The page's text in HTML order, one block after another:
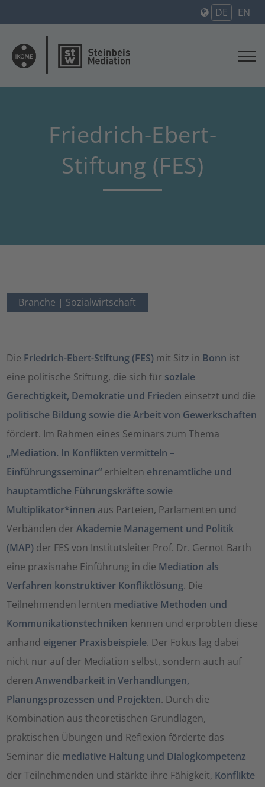
DE EN
Friedrich-Ebert-
Stiftung (FES)
Branche | Sozialwirtschaft
Die Friedrich-Ebert-Stiftung (FES) mit Sitz in Bonn ist
eine politische Stiftung, die sich für soziale
Gerechtigkeit, Demokratie und Frieden einsetzt und die
politische Bildung sowie die Arbeit von Gewerkschaften
fördert. Im Rahmen eines Seminars zum Thema
„Mediation. In Konflikten vermitteln –
Einführungsseminar“ erhielten ehrenamtliche und
hauptamtliche Führungskräfte sowie
Multiplikator*innen aus Parteien, Parlamenten und
Verbänden derAkademie Management und Politik
(MAP) der FES von Institutsleiter Prof. Dr. Gernot Barth
eine praxisnahe Einführung in die Mediation als
Verfahren konstruktiver Konfliktlösung. Die
Teilnehmenden lernten mediative Methoden und
Kommunikationstechniken kennen und erprobten diese
anhand eigener Praxisbeispiele. Der Fokus lag dabei
nicht nur auf der Mediation selbst, sondern auch auf
derenAnwendbarkeit in Verhandlungen,
Planungsprozessen und Projekten. Durch die
Kombination aus theoretischen Grundlagen,
praktischen Übungen und Reflexion förderte das
Seminar die mediative Haltung und Dialogkompetenz
der Teilnehmenden und stärkte ihre Fähigkeit, Konflikte